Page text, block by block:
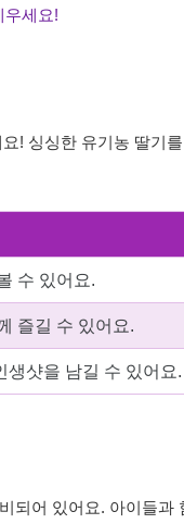
우세요!
! 싱싱한 유기농 딸기
수 있어요.
즐길 수 있어요.
생샷을 남길 수 있어요.
되어 있어요. 아이들과